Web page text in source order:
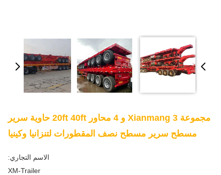
مجموعة Xianmang 3 و 4 محاور 20ft 40ft حاوية سرير
مسطح سرير مسطح نصف المقطورات لتنزانيا وكينيا
الاسم التجاري:
XM-Trailer